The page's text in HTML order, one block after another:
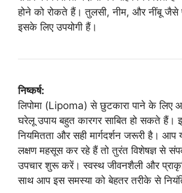
होने को रोकते हैं। तुलसी, नीम, और नींबू जैसे
इसके लिए उपयोगी हैं।
निष्कर्ष:
लिपोमा (Lipoma) से छुटकारा पाने के लिए
घरेलू उपाय बहुत कारगर साबित हो सकते हैं।
नियमितता और सही मार्गदर्शन जरूरी है। आप
लक्षण महसूस कर रहे हैं तो तुरंत विशेषज्ञ से
उपचार शुरू करें। स्वस्थ जीवनशैली और
साथ आप इस समस्या को बेहतर तरीके से